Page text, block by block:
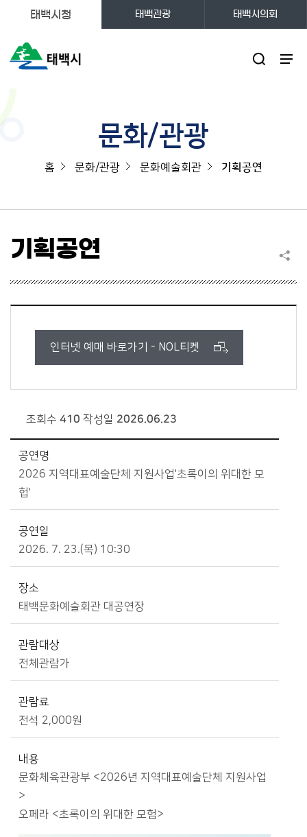
태백시청 태백관광 태백시의회
문화/관광
홈 문화/관광 문화예술회관 기획공연
기획공연
인터넷 예매 바로가기 - NOL티켓
조회수 410 작성일 2026.06.23
공연명
2026 지역대표예술단체 지원사업'초록이의 위대한 모
헙'
공연일
2026. 7. 23.(목) 10:30
장소
태백문화예술회관 대공연장
관람대상
전체관람가
관람료
전석 2,000원
내용
문화체육관광부 <2026년 지역대표예술단체 지원사업
>
오페라 <초록이의 위대한 모험>